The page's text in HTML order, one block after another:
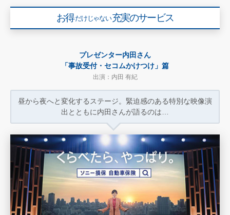
お得だけじゃない充実のサービス
プレゼンター内田さん
「事故受付・セコムかけつけ」篇
出演：内田 有紀
昼から夜へと変化するステージ。 緊迫感のある特別な映像演
出とともに内田さんが語るのは…